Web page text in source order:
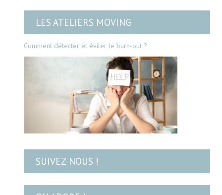
LES ATELIERS MOVING
Comment détecter et éviter le burn-out ?
SUIVEZ-NOUS !